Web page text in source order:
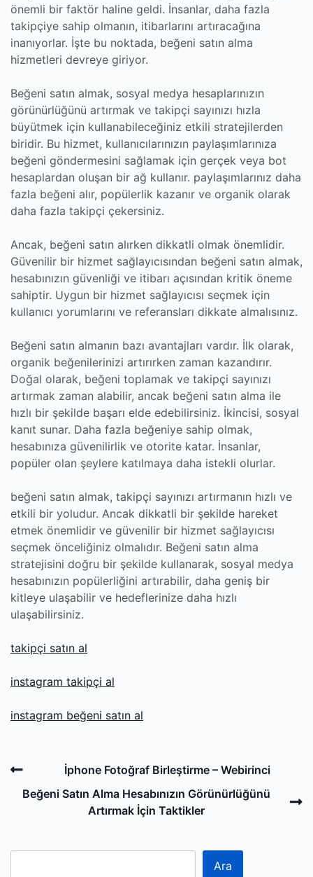
önemli bir faktör haline geldi. İnsanlar, daha fazla
takipçiye sahip olmanın, itibarlarını artıracağına
inanıyorlar. İşte bu noktada, beğeni satın alma
hizmetleri devreye giriyor.
Beğeni satın almak, sosyal medya hesaplarınızın
görünürlüğünü artırmak ve takipçi sayınızı hızla
büyütmek için kullanabileceğiniz etkili stratejilerden
biridir. Bu hizmet, kullanıcılarınızın paylaşımlarınıza
beğeni göndermesini sağlamak için gerçek veya bot
hesaplardan oluşan bir ağ kullanır. paylaşımlarınız daha
fazla beğeni alır, popülerlik kazanır ve organik olarak
daha fazla takipçi çekersiniz.
Ancak, beğeni satın alırken dikkatli olmak önemlidir.
Güvenilir bir hizmet sağlayıcısından beğeni satın almak,
hesabınızın güvenliği ve itibarı açısından kritik öneme
sahiptir. Uygun bir hizmet sağlayıcısı seçmek için
kullanıcı yorumlarını ve referansları dikkate almalısınız.
Beğeni satın almanın bazı avantajları vardır. İlk olarak,
organik beğenilerinizi artırırken zaman kazandırır.
Doğal olarak, beğeni toplamak ve takipçi sayınızı
artırmak zaman alabilir, ancak beğeni satın alma ile
hızlı bir şekilde başarı elde edebilirsiniz. İkincisi, sosyal
kanıt sunar. Daha fazla beğeniye sahip olmak,
hesabınıza güvenilirlik ve otorite katar. İnsanlar,
popüler olan şeylere katılmaya daha istekli olurlar.
beğeni satın almak, takipçi sayınızı artırmanın hızlı ve
etkili bir yoludur. Ancak dikkatli bir şekilde hareket
etmek önemlidir ve güvenilir bir hizmet sağlayıcısı
seçmek önceliğiniz olmalıdır. Beğeni satın alma
stratejisini doğru bir şekilde kullanarak, sosyal medya
hesabınızın popülerliğini artırabilir, daha geniş bir
kitleye ulaşabilir ve hedeflerinize daha hızlı
ulaşabilirsiniz.
takipçi satın al
instagram takipçi al
instagram beğeni satın al
Post
navigation
Previous
Post
İphone Fotoğraf Birleştirme – Webirinci
Beğeni Satın Alma Hesabınızın Görünürlüğünü
Artırmak İçin Taktikler
Ara